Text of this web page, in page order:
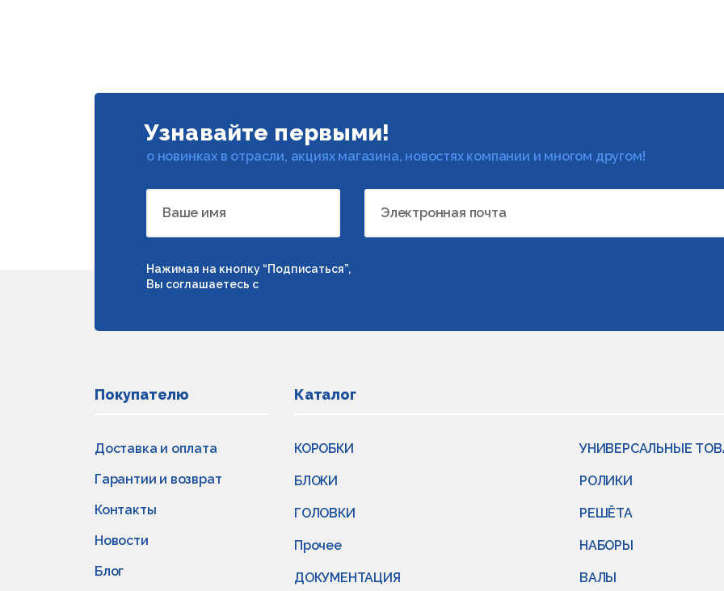
Узнавайте первыми!
о новинках в отрасли, акциях магазина, новостях компании и многом другом!
Ваше имя Электронная почта
Нажимая на кнопку “Подписаться”,
Вы соглашаетесь с
Покупателю
Доставка и оплата
Гарантии и возврат
Контакты
Новости
Блог
Каталог
КОРОБКИ
БЛОКИ
ГОЛОВКИ
Прочее
ДОКУМЕНТАЦИЯ
УНИВЕРСАЛЬНЫЕ
РОЛИКИ
РЕШЁТА
НАБОРЫ
ВАЛЫ